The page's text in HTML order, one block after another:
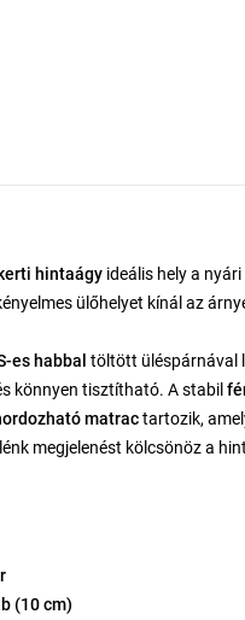
hintaágy ideális hely a
ülőhelyet kínál az
es habbal töltött üléspárnával
könnyen tisztítható. A stabil
matractartozik,
megjelenést kölcsönöz a
(10 cm)